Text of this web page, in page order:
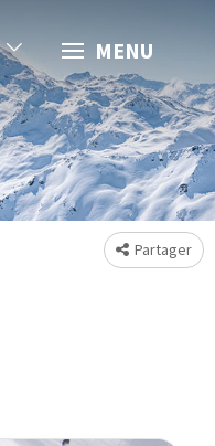
MENU
Partager